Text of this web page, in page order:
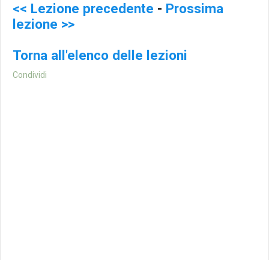
<< Lezione precedente - Prossima
lezione >>
Torna all'elenco delle lezioni
Condividi